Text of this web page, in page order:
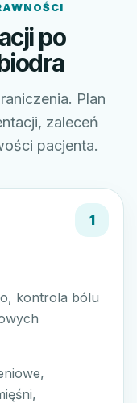
po
Plan
zaleceń
pacjenta.
kontrola bólu